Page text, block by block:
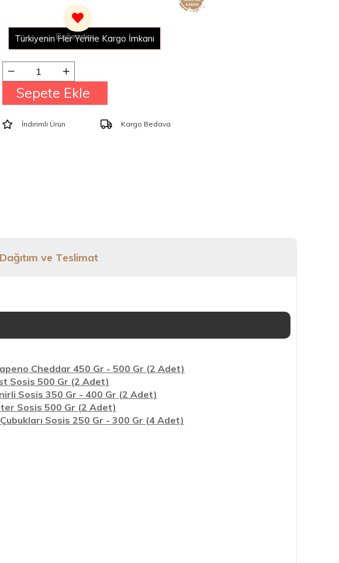
Türkiyenin Her Yerine Kargo İmkanı
İndirimli Ürün Kargo Bedava
Yemek Kartları İle Ödeme İmkanı
Dağıtım ve Teslimat
Cheddar 450 Gr - 500 Gr (2 Adet)
Sosis 500 Gr (2 Adet)
Sosis 350 Gr - 400 Gr (2 Adet)
Sosis 500 Gr (2 Adet)
Sosis 250 Gr - 300 Gr (4 Adet)